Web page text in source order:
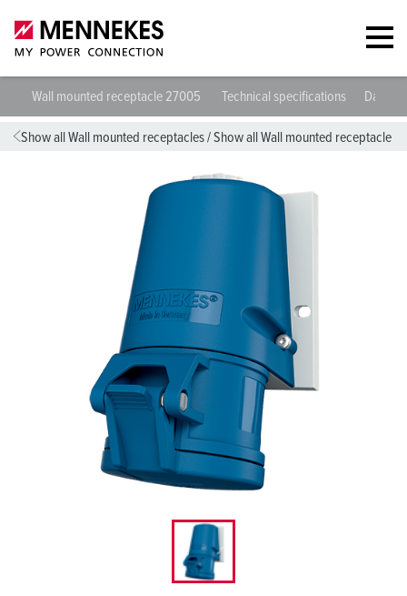
Wall mounted receptacle 27005 Technical specifications
Show all Wall mounted receptacles/Show all Wall mounted receptacle